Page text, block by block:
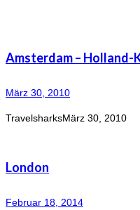
Amsterdam – Holland-
März 30, 2010
TravelsharksMärz 30, 2010
London
Februar 18, 2014